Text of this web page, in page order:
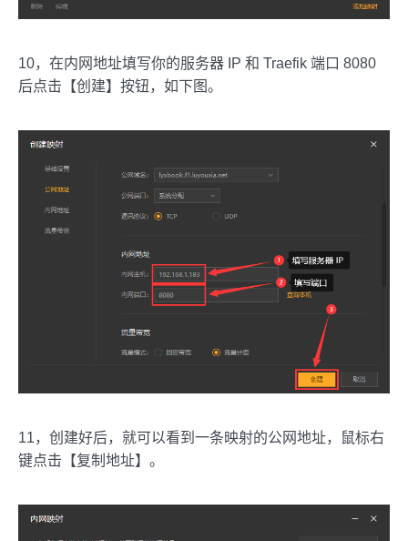
10，在内网地址填写你的服务器 IP 和 Traefik 端口 8080
后点击【创建】按钮，如下图。
11，创建好后，就可以看到一条映射的公网地址，鼠标右
键点击【复制地址】。